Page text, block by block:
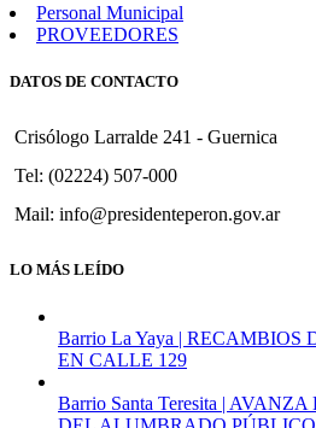
Personal Municipal
PROVEEDORES
DATOS DE CONTACTO
Crisólogo Larralde 241 - Guernica
Tel: (02224) 507-000
Mail: info@presidenteperon.gov.ar
LO MÁS LEÍDO
Barrio La Yaya |
EN CALLE 129
Barrio Santa Teresita |